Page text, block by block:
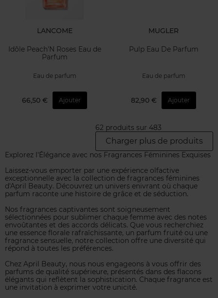
LANCOME
Idôle Peach'N Roses Eau de
Parfum
Eau de parfum
66,50 € Ajouter
MUGLER
Pulp Eau De Parfum
Eau de parfum
82,90 € Ajouter
62 produits sur 483
Charger plus de produits
Explorez l'Élégance avec nos Fragrances Féminines Exquises
Laissez-vous emporter par une expérience olfactive
exceptionnelle avec la collection de fragrances féminines
d'April Beauty. Découvrez un univers enivrant où chaque
parfum raconte une histoire de grâce et de séduction.
Nos fragrances captivantes sont soigneusement
sélectionnées pour sublimer chaque femme avec des notes
envoûtantes et des accords délicats. Que vous recherchiez
une essence florale rafraîchissante, un parfum fruité ou une
fragrance sensuelle, notre collection offre une diversité qui
répond à toutes les préférences.
Chez April Beauty, nous nous engageons à vous offrir des
parfums de qualité supérieure, présentés dans des flacons
élégants qui reflètent la sophistication. Chaque fragrance est
une invitation à exprimer votre unicité.